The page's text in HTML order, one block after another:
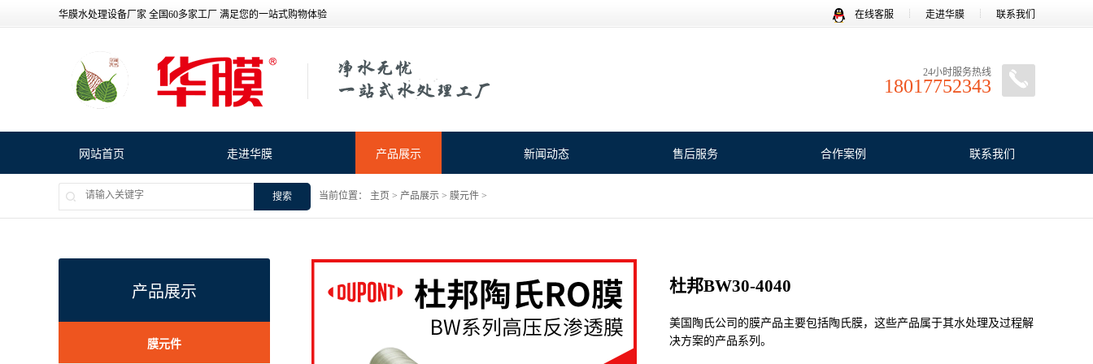
在线客服 走进华膜 联系我们
华膜水处理设备厂家 全国60多家工厂 满足您的一站式购物体验
24小时服务热线
18017752343
网站首页 走进华膜 产品展示 新闻动态 售后服务 合作案例 联系我们
搜索 当前位置： 主页 > 产品展示 > 膜元件 >
产品展示
膜元件
杜邦BW30-4040
美国‌陶氏公司的膜产品主要包括陶氏膜，这些产品属于其水处理及过程解
决方案的产品系列‌。